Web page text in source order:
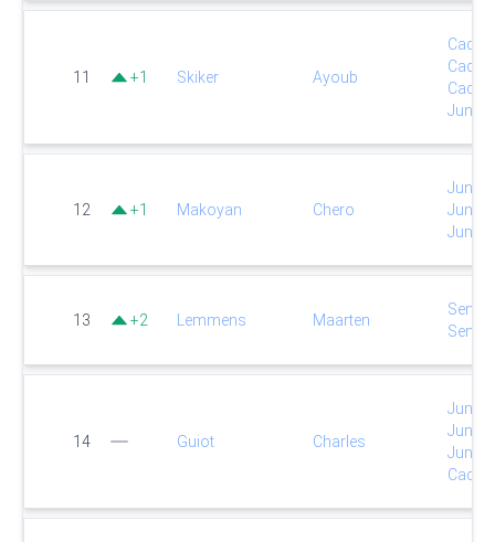
11 +1 Skiker Ayoub
Cadet
Cadet
Cadet
Junior
12 +1 Makoyan Chero
Junior
Junior
Junior
13 +2 Lemmens Maarten
Senior
Senior
14 Guiot Charles
Junior
Junior
Junior
Cadet